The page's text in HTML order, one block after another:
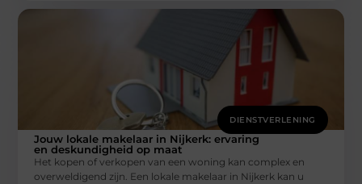
DIENSTVERLENING
Jouw lokale makelaar in Nijkerk: ervaring
en deskundigheid op maat
Het kopen of verkopen van een woning kan complex en
overweldigend zijn. Een lokale makelaar in Nijkerk kan u